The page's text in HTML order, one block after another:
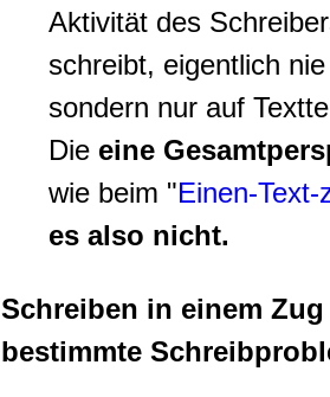
Aktivität des
schreibt, eigentlich
sondern nur auf
Die eine
wie beim "Einen-
es also nicht.
Schreiben in einem
bestimmte